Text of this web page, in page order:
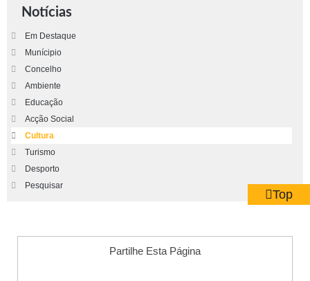
Notícias
Em Destaque
Munícipio
Concelho
Ambiente
Educação
Acção Social
Cultura
Turismo
Desporto
Pesquisar
Partilhe Esta Página
Top